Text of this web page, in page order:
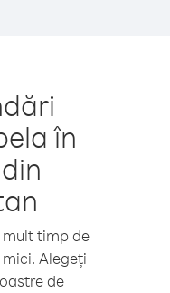
în
timp de
Alegeți
de